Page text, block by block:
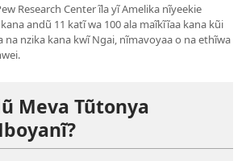
Research Center ĩla yĩ Amelika nĩyeekie
andũ 11 katĩ wa 100 ala maĩkĩĩaa kana kũi
na nzika kana kwĩ Ngai, nĩmavoyaa o na ethĩwa
Meva Tũtonya